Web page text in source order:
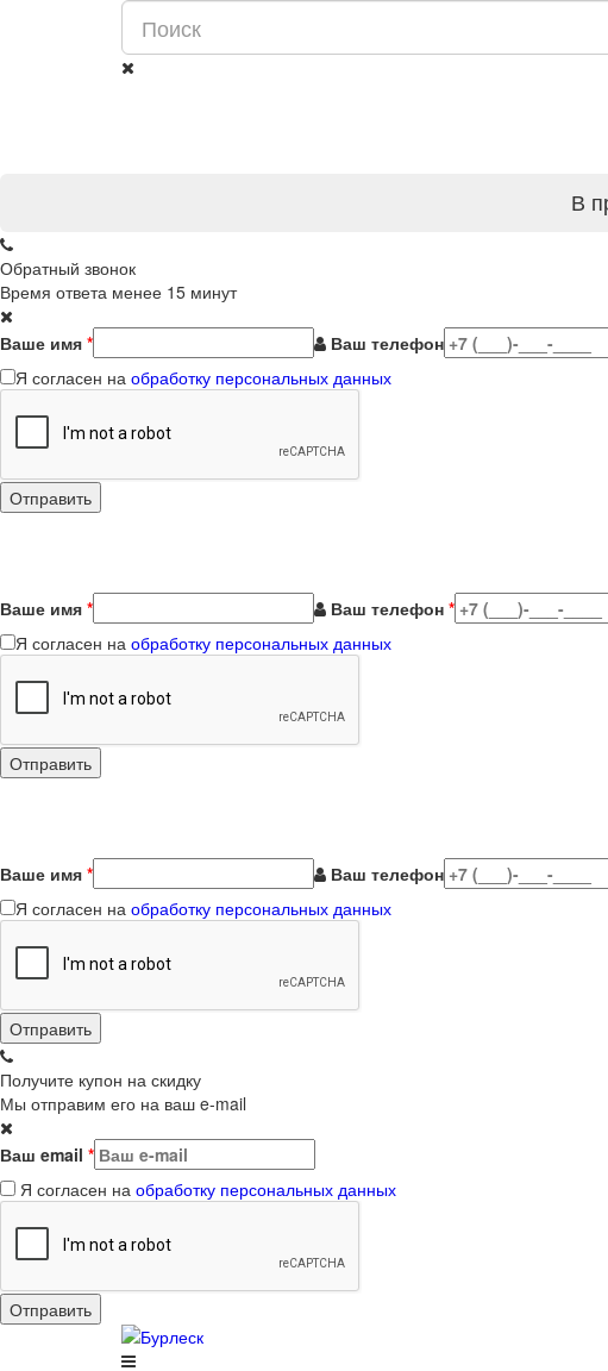
В
Обратный звонок
Время ответа менее 15 минут
Ваше имя * Ваш телефон
Я согласен на обработку персональных данных
Ваше имя * Ваш телефон *
Я согласен на обработку персональных данных
Ваше имя * Ваш телефон
Я согласен на обработку персональных данных
Получите купон на скидку
Мы отправим его на ваш e-mail
Ваш email *
Я согласен на обработку персональных данных